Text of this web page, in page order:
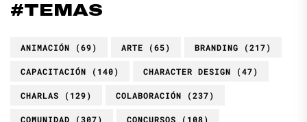
#TEMAS
ANIMACIÓN (69) ARTE (65) BRANDING (217)
CAPACITACIÓN (140) CHARACTER DESIGN (47)
CHARLAS (129) COLABORACIÓN (237)
COMUNIDAD (307) CONCURSOS (108)